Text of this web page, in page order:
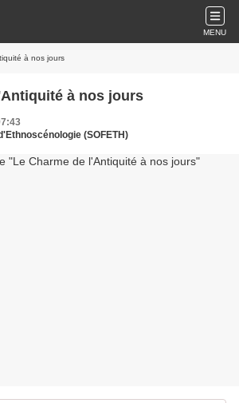
MENU
à nos jours
à nos jours
(SOFETH)